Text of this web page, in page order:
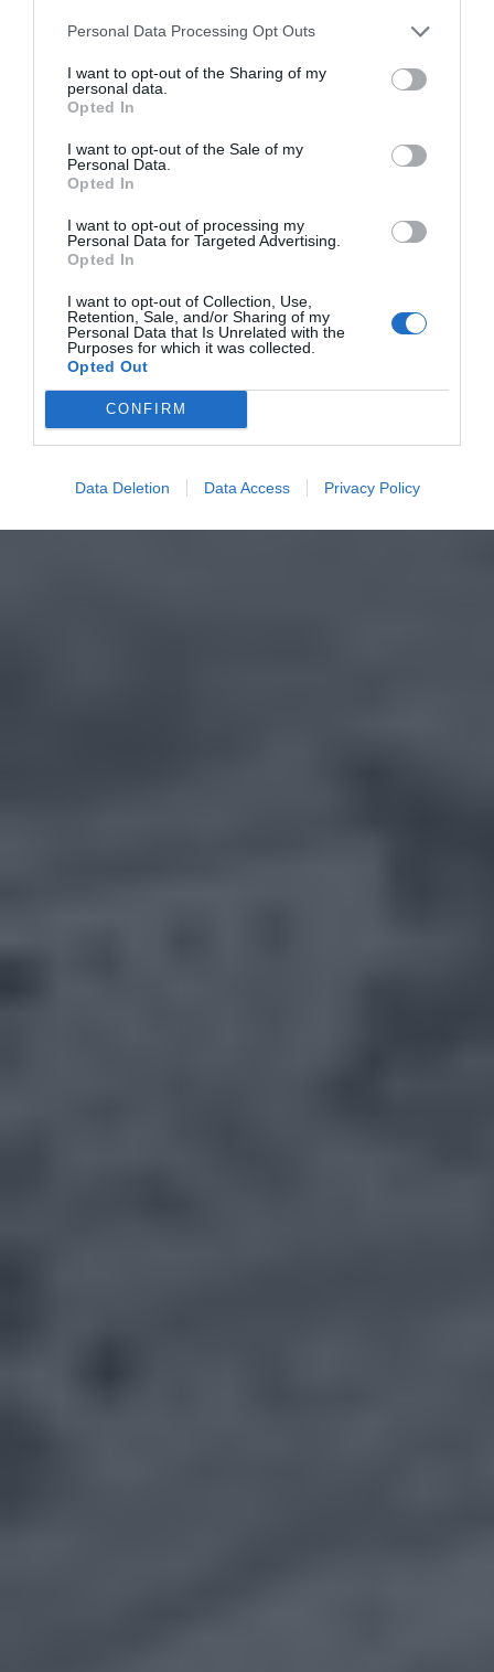
Personal Data Processing Opt Outs
I want to opt-out of the Sharing of my
personal data.
Opted In
I want to opt-out of the Sale of my
Personal Data.
Opted In
I want to opt-out of processing my
Personal Data for Targeted Advertising.
Opted In
I want to opt-out of Collection, Use,
Retention, Sale, and/or Sharing of my
Personal Data that Is Unrelated with the
Purposes for which it was collected.
Opted Out
CONFIRM
Data Deletion Data Access Privacy Policy